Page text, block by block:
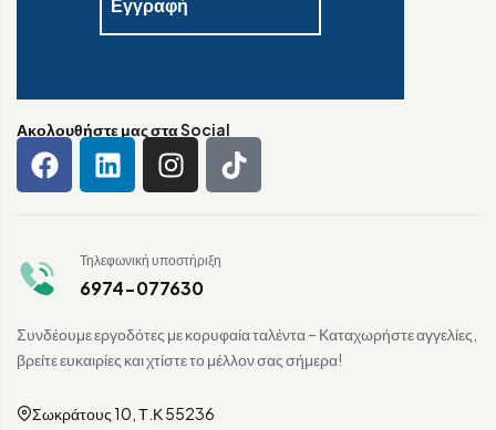
Ακολουθήστε μας στα Social
Τηλεφωνική υποστήριξη
6974-077630
Συνδέουμε εργοδότες με κορυφαία ταλέντα – Καταχωρήστε αγγελίες,
βρείτε ευκαιρίες και χτίστε το μέλλον σας σήμερα!
Σωκράτους 10, Τ.Κ 55236